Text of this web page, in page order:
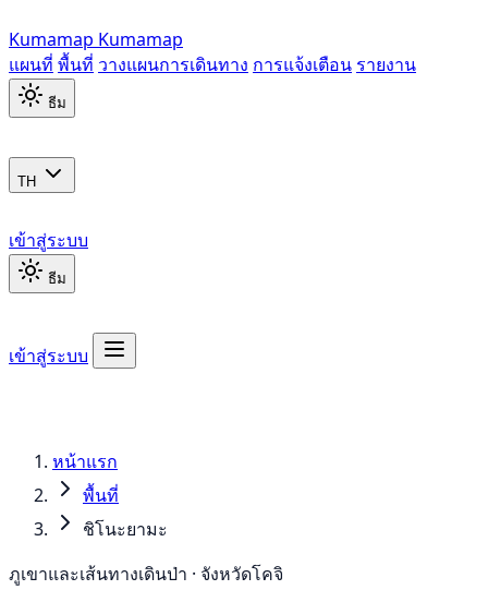
Kumamap Kumamap
แผนที่ พื้นที่ วางแผนการเดินทาง การแจ้งเตือน รายงาน
ธีม
TH
เข้าสู่ระบบ
ธีม
เข้าสู่ระบบ
หน้าแรก
พื้นที่
ชิโนะยามะ
ภูเขาและเส้นทางเดินป่า · จังหวัดโคจิ